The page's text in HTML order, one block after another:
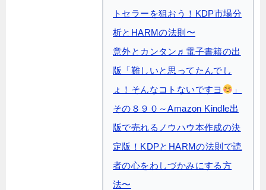
トセラーを狙おう！KDP市場分
析とHARMの法則〜
意外とカンタン♬電子書籍の出
版「難しいと思ってたんでし
ょ！そんなコトないですヨ
」
その８９０～Amazon Kindle出
版で売れるノウハウ本作成の決
定版！KDPとHARMの法則で読
者の心をわしづかみにする方
法〜